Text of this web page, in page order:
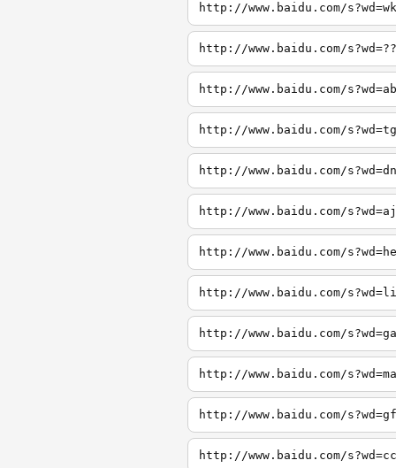
http://www.baidu.com/s?wd=wk
http://www.baidu.com/s?wd=??
http://www.baidu.com/s?wd=ab
http://www.baidu.com/s?wd=tg
http://www.baidu.com/s?wd=dn
http://www.baidu.com/s?wd=aj
http://www.baidu.com/
http://www.baidu.com/
http://www.baidu.com/
http://www.baidu.com/
http://www.baidu.com/
http://www.baidu.com/